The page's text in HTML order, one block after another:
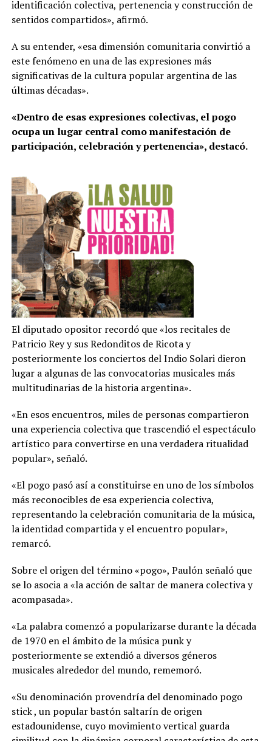
identificación colectiva, pertenencia y construcción de
sentidos compartidos», afirmó.
A su entender, «esa dimensión comunitaria convirtió a
este fenómeno en una de las expresiones más
significativas de la cultura popular argentina de las
últimas décadas».
«Dentro de esas expresiones colectivas, el pogo
ocupa un lugar central como manifestación de
participación, celebración y pertenencia», destacó.
El diputado opositor recordó que «los recitales de
Patricio Rey y sus Redonditos de Ricota y
posteriormente los conciertos del Indio Solari dieron
lugar a algunas de las convocatorias musicales más
multitudinarias de la historia argentina».
«En esos encuentros, miles de personas compartieron
una experiencia colectiva que trascendió el espectáculo
artístico para convertirse en una verdadera ritualidad
popular», señaló.
«El pogo pasó así a constituirse en uno de los símbolos
más reconocibles de esa experiencia colectiva,
representando la celebración comunitaria de la música,
la identidad compartida y el encuentro popular»,
remarcó.
Sobre el origen del término «pogo», Paulón señaló que
se lo asocia a «la acción de saltar de manera colectiva y
acompasada».
«La palabra comenzó a popularizarse durante la década
de 1970 en el ámbito de la música punk y
posteriormente se extendió a diversos géneros
musicales alrededor del mundo, rememoró.
«Su denominación provendría del denominado pogo
stick , un popular bastón saltarín de origen
estadounidense, cuyo movimiento vertical guarda